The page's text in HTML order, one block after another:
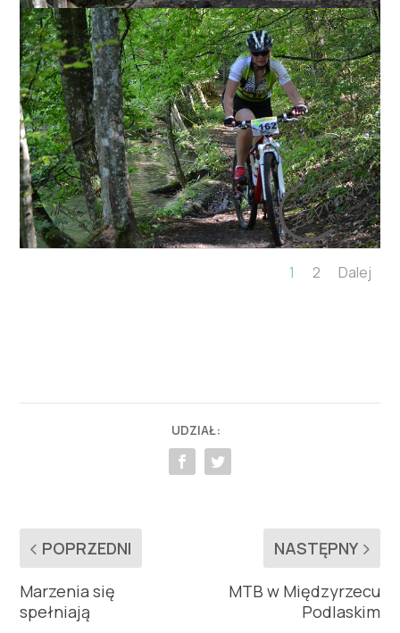
1 2 Dalej
UDZIAŁ:
POPRZEDNI
Marzenia się
spełniają
NASTĘPNY
MTB w Międzyrzecu
Podlaskim